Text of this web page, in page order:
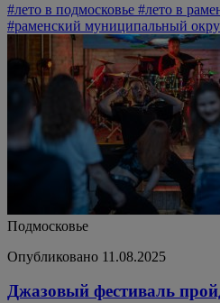
#лето в подмосковье #лето в
#раменский муниципальный
Подмосковье
Опубликовано 11.08.2025
Джазовый фестиваль